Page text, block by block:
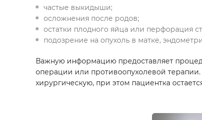
частые выкидыши;
осложнения после родов;
остатки плодного яйца или перфорация
подозрение на опухоль в матке,
Важную информацию предоставляет
операции или противоопухолевой
хирургическую, при этом пациентка